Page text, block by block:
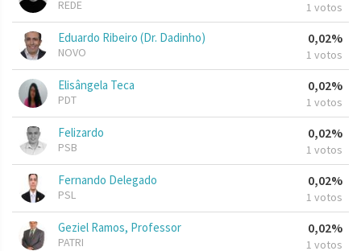
REDE 1 votos
Eduardo Ribeiro (Dr. Dadinho)
NOVO
0,02%
1 votos
Elisângela Teca
PDT
0,02%
1 votos
Felizardo
PSB
0,02%
1 votos
Fernando Delegado
PSL
0,02%
1 votos
Geziel Ramos, Professor
PATRI
0,02%
1 votos